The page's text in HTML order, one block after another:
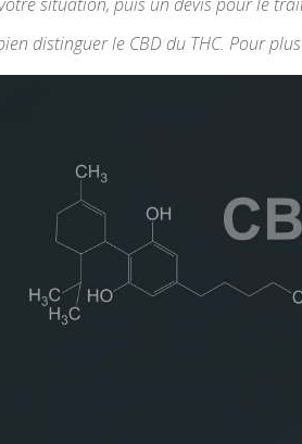
distinguer le CBD du THC. Pour